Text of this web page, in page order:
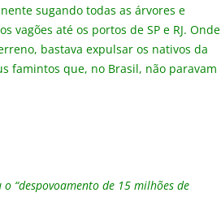
sugando todas as árvores e
até os portos de SP e RJ. Onde
bastava expulsar os nativos da
famintos que, no Brasil, não paravam
“despovoamento de 15 milhões de